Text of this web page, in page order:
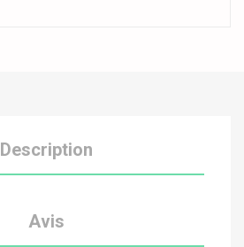
Description
Avis